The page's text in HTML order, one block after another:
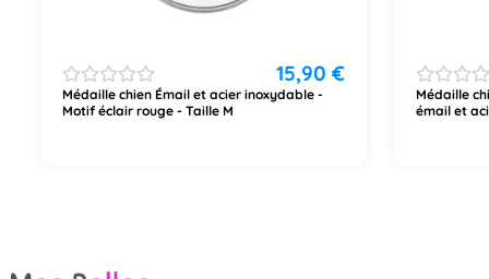
15,90 €
Médaille chien Émail et acier inoxydable -
Motif éclair rouge - Taille M
Médaille
émail et